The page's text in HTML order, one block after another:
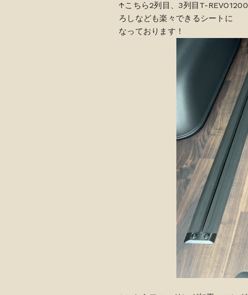
↑こちら2列目、3列目T-
ろしなども楽々できるシートに
なっております！